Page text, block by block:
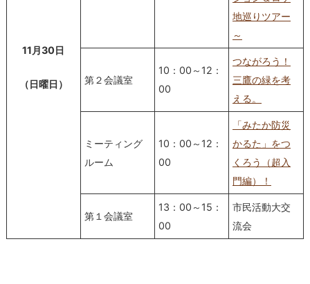
11月30日
（日曜日）
地巡りツアー
～
第２会議室
10：00～12：
00
つながろう！
三鷹の緑を考
える。
ミーティング
ルーム
10：00～12：
00
「みたか防災
かるた」をつ
くろう（超入
門編）！
第１会議室
13：00～15：
00
市民活動大交
流会